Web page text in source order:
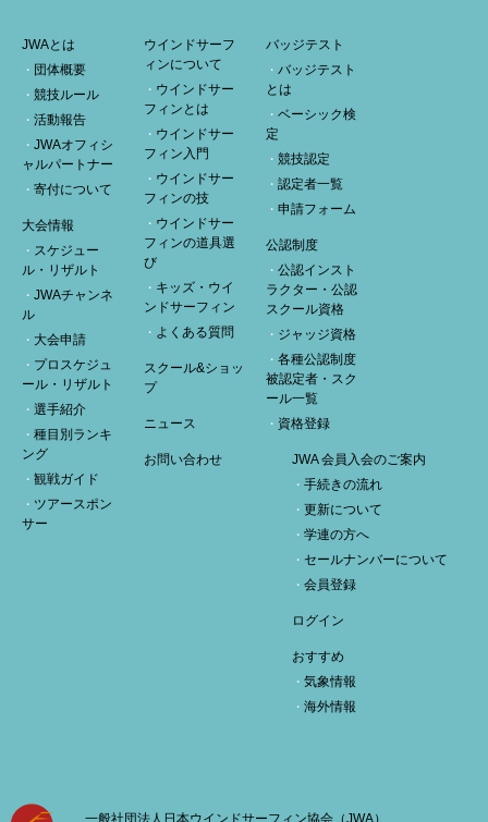
JWAとは
団体概要
競技ルール
活動報告
JWAオフィシ
ャルパートナー
寄付について
大会情報
スケジュー
ル・リザルト
JWAチャンネ
ル
大会申請
プロスケジュ
ール・リザルト
選手紹介
種目別ランキ
ング
観戦ガイド
ツアースポン
サー
ウインドサーフ
ィンについて
ウインドサー
フィンとは
ウインドサー
フィン入門
ウインドサー
フィンの技
ウインドサー
フィンの道具選
び
キッズ・ウイ
ンドサーフィン
よくある質問
スクール&ショッ
プ
ニュース
お問い合わせ
バッジテスト
バッジテスト
とは
ベーシック検
定
競技認定
認定者一覧
申請フォーム
公認制度
公認インスト
ラクター・公認
スクール資格
ジャッジ資格
各種公認制度
被認定者・スク
ール一覧
資格登録
JWA 会員入会のご案内
手続きの流れ
更新について
学連の方へ
セールナンバーについて
会員登録
ログイン
おすすめ
気象情報
海外情報
一般社団法人日本ウインドサーフィン協会（JWA）